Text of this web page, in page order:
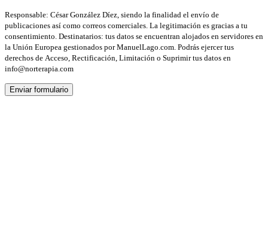
Responsable: César González Díez, siendo la finalidad el envío de
publicaciones así como correos comerciales. La legitimación es gracias a tu
consentimiento. Destinatarios: tus datos se encuentran alojados en servidores en
la Unión Europea gestionados por ManuelLago.com. Podrás ejercer tus
derechos de Acceso, Rectificación, Limitación o Suprimir tus datos en
info@norterapia.com
Enviar formulario